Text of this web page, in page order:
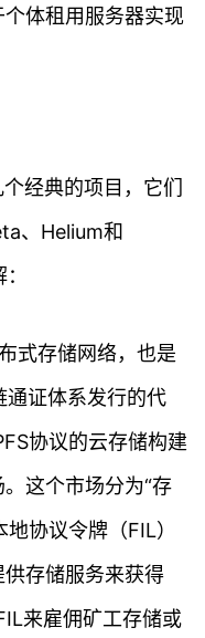
体租用服务器实现
经典的项目，它们
、Helium和
式存储网络，也是
通证体系发行的代
协议的云存储构建
这个市场分为“存
协议令牌（FIL）
存储服务来获得
来雇佣矿工存储或